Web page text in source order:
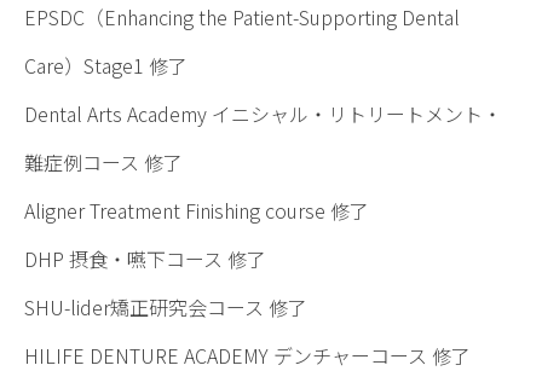
EPSDC（Enhancing the Patient-Supporting Dental
Care）Stage1 修了
Dental Arts Academy イニシャル・リトリートメント・
難症例コース 修了
Aligner Treatment Finishing course 修了
DHP 摂食・嚥下コース 修了
SHU-lider矯正研究会コース 修了
HILIFE DENTURE ACADEMY デンチャーコース 修了